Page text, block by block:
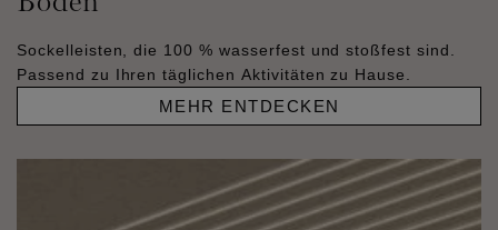
Sockelleisten, die 100 % wasserfest und stoßfest sind.
Passend zu Ihren täglichen Aktivitäten zu Hause.
MEHR ENTDECKEN